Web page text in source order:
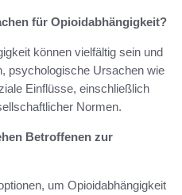
für Opioidabhängigkeit?
können vielfältig sein und
psychologische Ursachen wie
Einflüsse, einschließlich
Normen.
Betroffenen zur
um Opioidabhängigkeit